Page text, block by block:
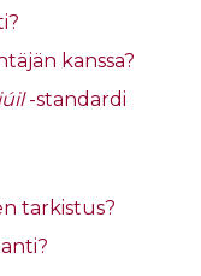
kanssa?
-standardi
tarkistus?